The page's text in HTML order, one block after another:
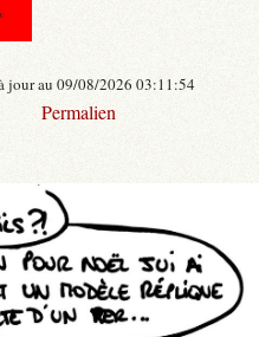
jour au 09/08/2026 03:11:54
Permalien